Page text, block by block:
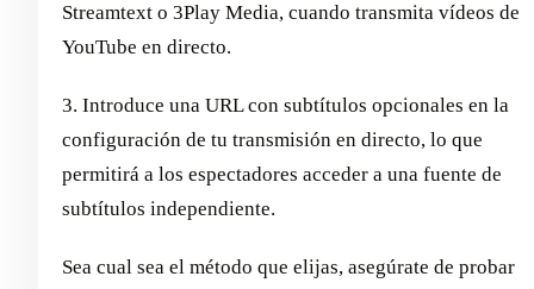
Streamtext o 3Play Media, cuando transmita vídeos de
YouTube en directo.
3. Introduce una URL con subtítulos opcionales en la
configuración de tu transmisión en directo, lo que
permitirá a los espectadores acceder a una fuente de
subtítulos independiente.
Sea cual sea el método que elijas, asegúrate de probar